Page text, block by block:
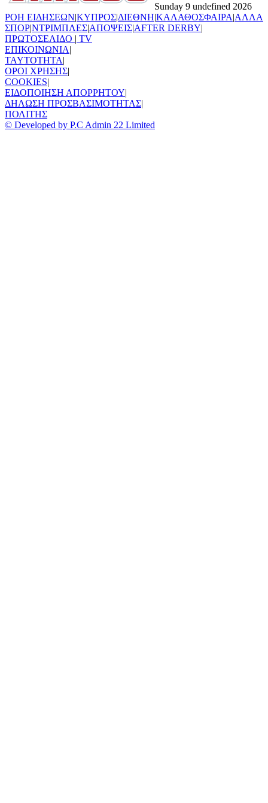
Sunday 9 undefined 2026
ΡΟΗ ΕΙΔΗΣΕΩΝ|ΚΥΠΡΟΣ|ΔΙΕΘΝΗ|ΚΑΛΑΘΟΣΦΑΙΡΑ|ΑΛΛΑ
ΣΠΟΡ|ΝΤΡΙΜΠΛΕΣ|ΑΠΟΨΕΙΣ|AFTER DERBY|
ΠΡΩΤΟΣΕΛΙΔΟ | TV
ΕΠΙΚΟΙΝΩΝΙΑ|
TAYTOTHTA|
ΟΡΟΙ ΧΡΗΣΗΣ|
COOKIES|
ΕΙΔΟΠΟΙΗΣΗ ΑΠΟΡΡΗΤΟΥ|
ΔΗΛΩΣΗ ΠΡΟΣΒΑΣΙΜΟΤΗΤΑΣ|
ΠΟΛΙΤΗΣ
© Developed by P.C Admin 22 Limited